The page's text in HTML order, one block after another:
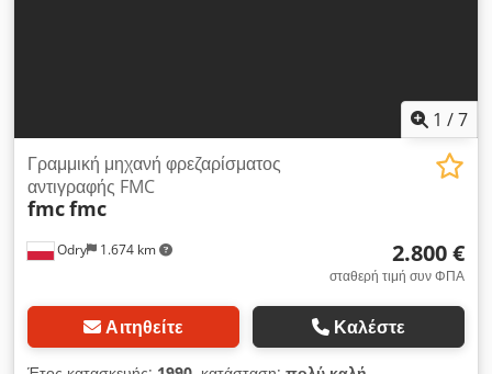
1 /7
Odry 1.674 km
Γραμμική μηχανή φρεζαρίσματος
αντιγραφής FMC
fmcfmc
2.800 €
σταθερή τιμή συν ΦΠΑ
Αιτηθείτε Καλέστε